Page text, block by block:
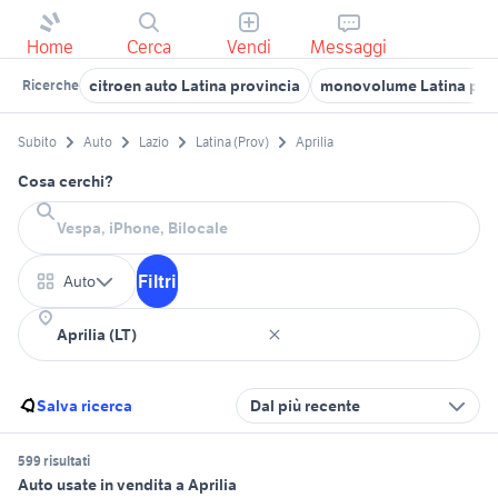
Home Cerca Vendi Messaggi
Ricerche citroen auto Latina provincia monovolume Latina
Subito Auto Lazio Latina (Prov) Aprilia
Cosa cerchi?
Auto Filtri
Salva ricerca Dal più recente
599 risultati
Auto usate in vendita a Aprilia